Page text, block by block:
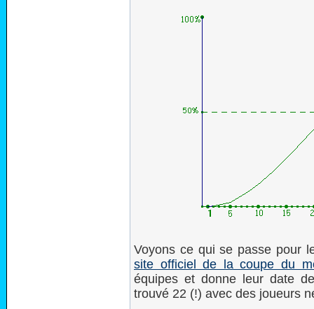
Voyons ce qui se passe pour
site officiel de la coupe du
équipes et donne leur date
trouvé 22 (!) avec des joueurs